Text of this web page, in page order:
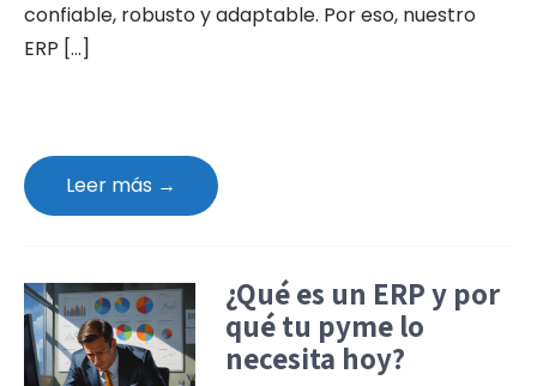
confiable, robusto y adaptable. Por eso, nuestro
ERP […]
Leer más →
¿Qué es un ERP y por
qué tu pyme lo
necesita hoy?